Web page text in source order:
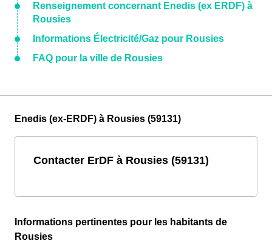
Renseignement concernant Enedis (ex ERDF) à
Rousies
Informations Électricité/Gaz pour Rousies
FAQ pour la ville de Rousies
Enedis (ex-ERDF) à Rousies (59131)
Contacter ErDF à Rousies (59131)
Informations pertinentes pour les habitants de
Rousies